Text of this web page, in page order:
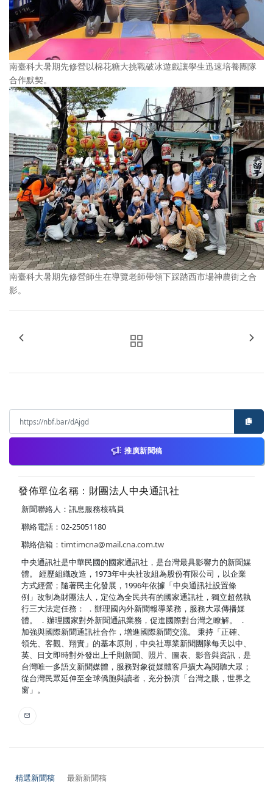
南臺科大暑期先修營以棉花糖大挑戰破冰遊戲讓學生迅速培養團隊
合作默契。
南臺科大暑期先修營師生在導覽老師帶領下踩踏西市場神農街之合
影。
推廣新聞稿
發佈單位名稱：財團法人中央通訊社
新聞聯絡人：訊息服務核稿員
聯絡電話：02-25051180
聯絡信箱： timtimcna@mail.cna.com.tw
中央通訊社是中華民國的國家通訊社，是台灣最具影響力的新聞媒
體。 經歷組織改造，1973年中央社改組為股份有限公司，以企業
方式經營；隨著民主化發展，1996年依據「中央通訊社設置條
例」改制為財團法人，定位為全民共有的國家通訊社，獨立超然執
行三大法定任務： ．辦理國內外新聞報導業務，服務大眾傳播媒
體。 ．辦理國家對外新聞通訊業務，促進國際對台灣之瞭解。 ．
加強與國際新聞通訊社合作，增進國際新聞交流。 秉持「正確、
領先、客觀、翔實」的基本原則，中央社專業新聞團隊每天以中、
英、日文即時對外發出上千則新聞、照片、圖表、影音與資訊，是
台灣唯一多語文新聞媒體，服務對象從媒體客戶擴大為閱聽大眾；
從台灣民眾延伸至全球僑胞與讀者，充分扮演「台灣之眼，世界之
窗」。
精選新聞稿 最新新聞稿